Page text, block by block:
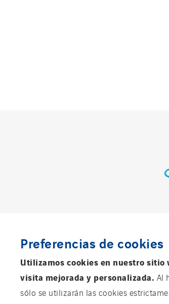
Preferencias de cookies
Utilizamos cookies en nuestro
visita mejorada y personalizada. Al
sólo se utilizarán las cookies